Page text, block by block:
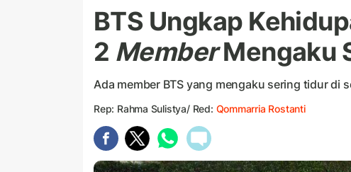
BTS Ungkap
2 MemberMengaku
Ada member BTS yang mengaku sering tidur di
Rep: Rahma Sulistya/ Red: Qommarria Rostanti